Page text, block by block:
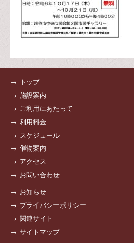
トップ
施設案内
ご利用にあたって
利用料金
スケジュール
催物案内
アクセス
お問い合わせ
お知らせ
プライバシーポリシー
関連サイト
サイトマップ